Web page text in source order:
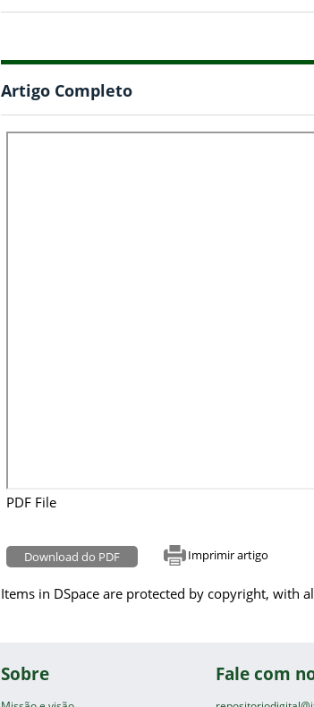
Artigo Completo
PDF File
Download do PDF Imprimir artigo
Items in DSpace are protected by copyright, with
Sobre Fale com